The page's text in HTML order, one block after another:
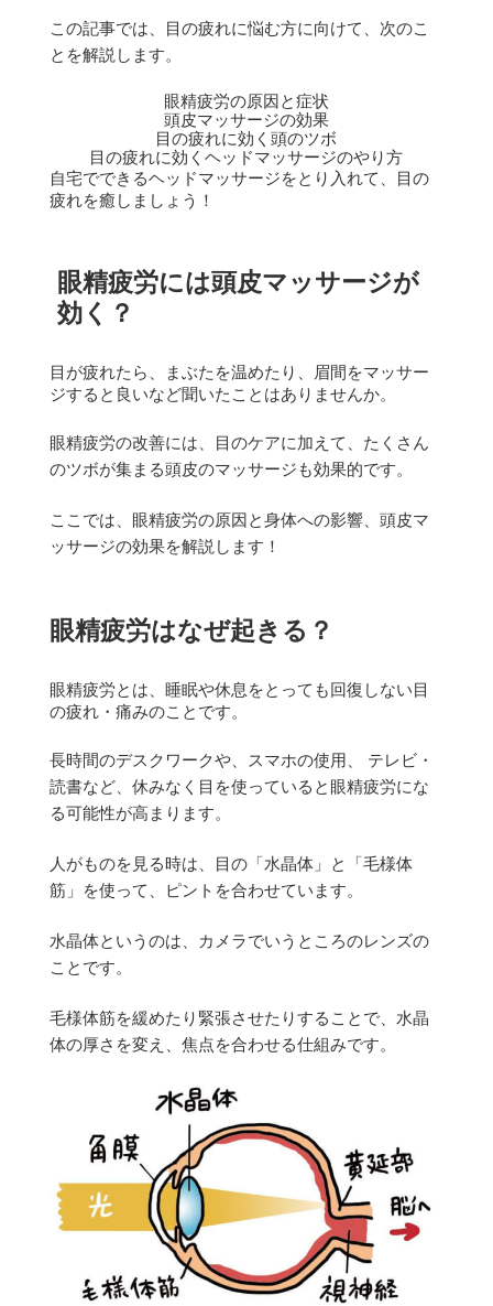
この記事では、目の疲れに悩む方に向けて、次のこ
とを解説します。
眼精疲労の原因と症状
頭皮マッサージの効果
目の疲れに効く頭のツボ
目の疲れに効くヘッドマッサージのやり方
自宅でできるヘッドマッサージをとり入れて、目の
疲れを癒しましょう！
眼精疲労には頭皮マッサージが
効く？
目が疲れたら、まぶたを温めたり、眉間をマッサー
ジすると良いなど聞いたことはありませんか。
眼精疲労の改善には、目のケアに加えて、たくさん
のツボが集まる頭皮のマッサージも効果的です。
ここでは、眼精疲労の原因と身体への影響、頭皮マ
ッサージの効果を解説します！
眼精疲労はなぜ起きる？
眼精疲労とは、睡眠や休息をとっても回復しない目
の疲れ・痛みのことです。
長時間のデスクワークや、スマホの使用、 テレビ・
読書など、休みなく目を使っていると眼精疲労にな
る可能性が高まります。
人がものを見る時は、目の「水晶体」と「毛様体
筋」を使って、ピントを合わせています。
水晶体というのは、カメラでいうところのレンズの
ことです。
毛様体筋を緩めたり緊張させたりすることで、水晶
体の厚さを変え、焦点を合わせる仕組みです。